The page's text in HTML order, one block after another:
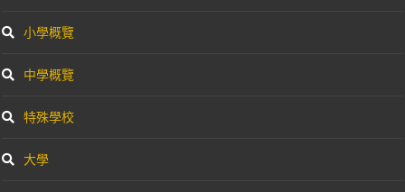
小學概覽
中學概覽
特殊學校
大學